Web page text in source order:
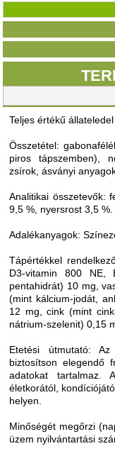
Teljes értékű
Összetétel:
piros tápszemben),
zsírok, ásványi
Analitikai összetevők:
9,5 %, nyersrost 3,5 %.
Adalékanyagok:
Tápértékkel
D3-vitamin 800 NE,
pentahidrát) 10 mg,
(mint kálcium-jodát,
12 mg, cink (mint
nátrium-szelenit) 0,15
Etetési útmutató:
biztosítson elegendő
adatokat tartalmaz.
életkorától,
helyen.
Minőségét megőrzi
üzem nyilvántartási